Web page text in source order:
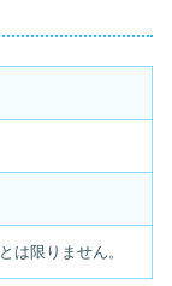
は限りません。